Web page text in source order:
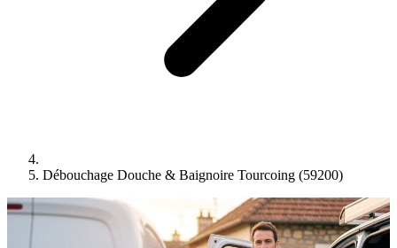
Débouchage Douche & Baignoire Tourcoing (59200)